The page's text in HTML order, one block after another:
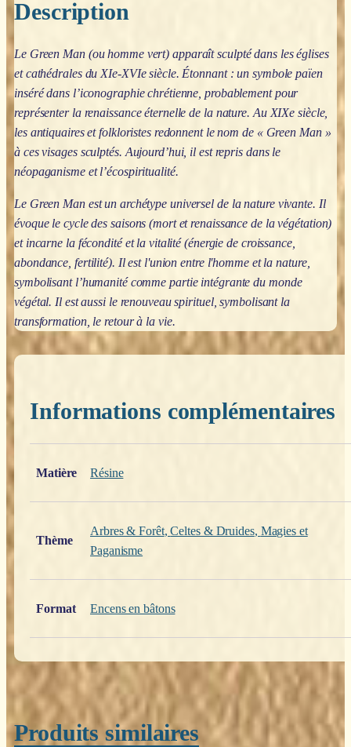
Description
Le Green Man (ou homme vert) apparaît sculpté dans les églises
et cathédrales du XIe-XVIe siècle. Étonnant : un symbole païen
inséré dans l’iconographie chrétienne, probablement pour
représenter la renaissance éternelle de la nature. Au XIXe siècle,
les antiquaires et folkloristes redonnent le nom de « Green Man »
à ces visages sculptés. Aujourd’hui, il est repris dans le
néopaganisme et l’écospiritualité.
Le Green Man est un archétype universel de la nature vivante. Il
évoque le cycle des saisons (mort et renaissance de la végétation)
et incarne la fécondité et la vitalité (énergie de croissance,
abondance, fertilité). Il est l'union entre l'homme et la nature,
symbolisant l’humanité comme partie intégrante du monde
végétal. Il est aussi le renouveau spirituel, symbolisant la
transformation, le retour à la vie.
Informations complémentaires
Matière
Résine
Thème
Arbres & Forêt,Celtes & Druides, Magies et
Paganisme
Format Encens en bâtons
Produits similaires